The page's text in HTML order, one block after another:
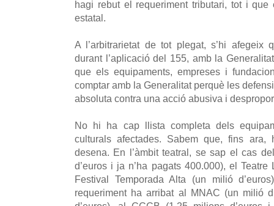
hagi rebut el requeriment tributari, tot i
estatal.
A l’arbitrarietat de tot plegat, s’hi afegeix
durant l’aplicació del 155, amb la
que els equipaments, empreses i
comptar amb la Generalitat perquè les
absoluta contra una acció abusiva i
No hi ha cap llista completa dels
culturals afectades. Sabem que, fins ara,
desena. En l’àmbit teatral, se sap el cas
d’euros i ja n’ha pagats 400.000), el
Festival Temporada Alta (un milió
requeriment ha arribat al MNAC (un milió